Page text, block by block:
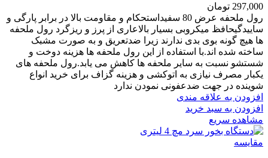
297,000 تومان
رول ملحفه عرض 80 سفیداستحکام و مقاومت بالا در برابر پارگی و
ساییدگیحافظ میکروبی بسیار بالاعاری از پرز و ریزگرد رول ملحفه
ها هیچ گونه بوی بدی ندارند زیرا ضدتعریق و به صورت مشبک
ساخته شده اند.با استفاده از این رول ملحفه ها هزینه دوخت و
شستشو نسبت به سایر ملحفه ها کاهش می یابد.رول ملحفه های
یکبار مصرف نیازی به اتوکشی و هزینه گزاف برای خرید انواع
شوینده در جهت ضدعفونی نمودن ندارد
افزودن به علاقه مندی
افزودن به سبد خرید
مشاهده سریع
مقایسه